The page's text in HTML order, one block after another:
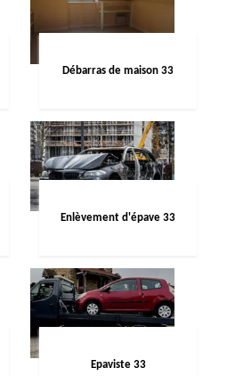
Débarras de maison 33
Enlèvement d'épave 33
Epaviste 33